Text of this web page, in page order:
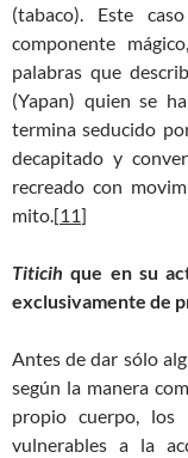
(tabaco). Este
componente
palabras que
(Yapan) quien se
termina seducido
decapitado y
recreado con
mito.[11]
Titicih que en su
exclusivamente de
Antes de dar sólo
según la manera
propio cuerpo, los
vulnerables a la